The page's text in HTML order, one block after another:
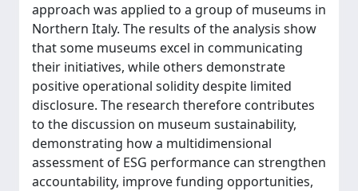
approach was applied to a group of museums in
Northern Italy. The results of the analysis show
that some museums excel in communicating
their initiatives, while others demonstrate
positive operational solidity despite limited
disclosure. The research therefore contributes
to the discussion on museum sustainability,
demonstrating how a multidimensional
assessment of ESG performance can strengthen
accountability, improve funding opportunities,